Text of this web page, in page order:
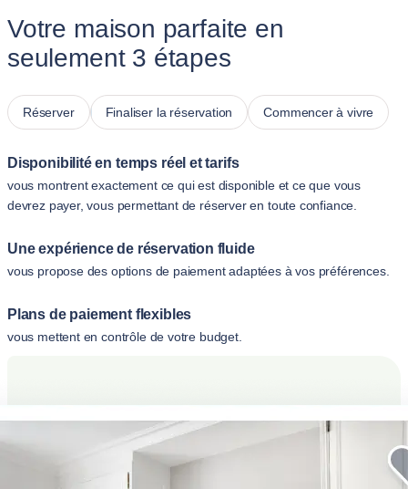
Votre maison parfaite en
seulement 3 étapes
Réserver Finaliser la réservation Commencer à vivre
Disponibilité en temps réel et tarifs
vous montrent exactement ce qui est disponible et ce que vous
devrez payer, vous permettant de réserver en toute confiance.
Une expérience de réservation fluide
vous propose des options de paiement adaptées à vos préférences.
Plans de paiement flexibles
vous mettent en contrôle de votre budget.